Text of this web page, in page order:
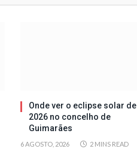
Onde ver o eclipse solar de
2026 no concelho de
Guimarães
6 AGOSTO, 2026 2 MINS READ